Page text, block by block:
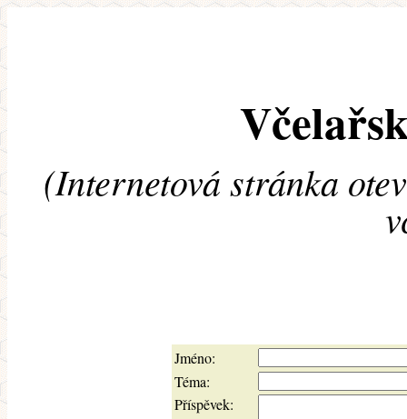
(Internetová stránka
Jméno:
Téma:
Příspěvek: